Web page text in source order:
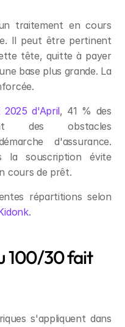
traitement en cours
Il peut être pertinent
tête, quitte à payer
base plus grande. La
2025 d'April, 41 % des
des obstacles
d'assurance.
la souscription évite
cours de prêt.
répartitions selon
.
100/30 fait
s'appliquent dans